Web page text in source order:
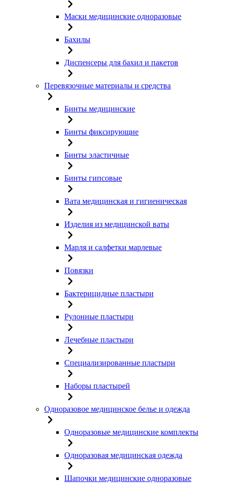
Маски медицинские одноразовые
Бахилы
Диспенсеры для бахил и пакетов
Перевязочные материалы и средства
Бинты медицинские
Бинты фиксирующие
Бинты эластичные
Бинты гипсовые
Вата медицинская и гигиеническая
Изделия из медицинской ваты
Марля и салфетки марлевые
Повязки
Бактерицидные пластыри
Рулонные пластыри
Лечебные пластыри
Специализированные пластыри
Наборы пластырей
Одноразовое медицинское белье и одежда
Одноразовые медицинские комплекты
Одноразовая медицинская одежда
Шапочки медицинские одноразовые